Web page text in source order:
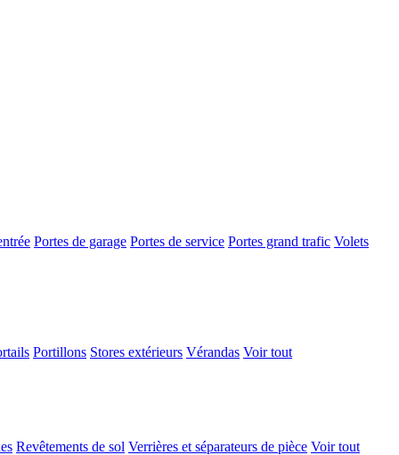
Portes de garage Portes de service Portes grand trafic Volets
Portillons Stores extérieurs Vérandas Voir tout
Revêtements de sol Verrières et séparateurs de pièce Voir tout